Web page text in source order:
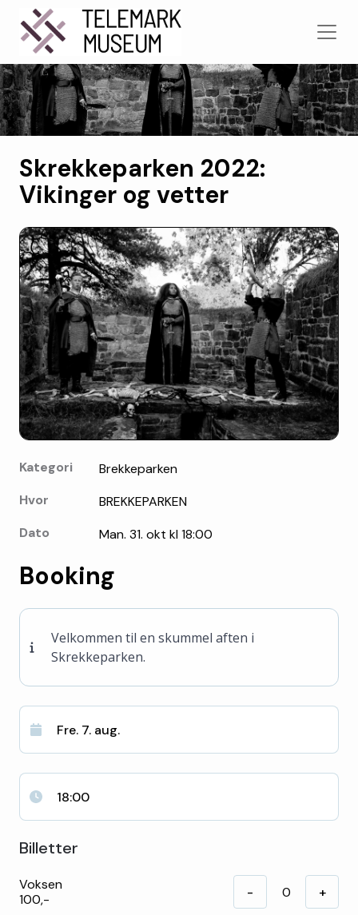
Skrekkeparken 2022:
Vikinger og vetter
Kategori
Brekkeparken
Hvor
BREKKEPARKEN
Dato
Man. 31. okt kl 18:00
Booking
Velkommen til en skummel aften i
Skrekkeparken.
Fre. 7. aug.
18:00
Billetter
Voksen
100,-
- +